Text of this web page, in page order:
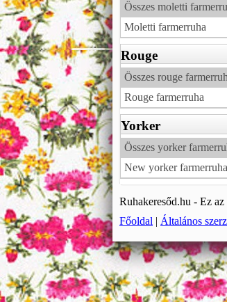
Összes moletti
Moletti farmerruha
Rouge
Összes rouge
Rouge farmerruha
Yorker
Összes yorker
New yorker farmerruha
Ruhakeresőd.hu - Ez
Főoldal | Általános